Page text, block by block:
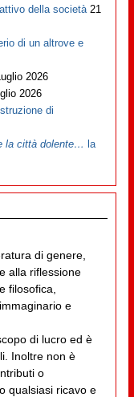
della società 21
di un altrove e
2026
2026
di
la città dolente… la
di genere,
alla riflessione
filosofica,
e
di lucro ed è
Inoltre non è
o
qualsiasi ricavo e